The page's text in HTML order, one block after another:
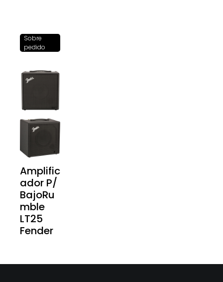
Sobre
pedido
Amplific
ador P/
BajoRu
mble
LT25
Fender